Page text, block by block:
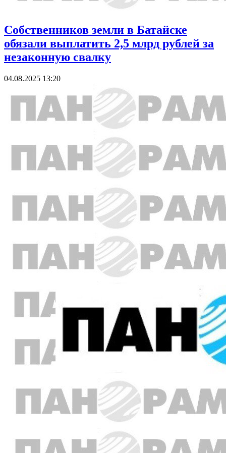
Собственников земли в Батайске
обязали выплатить 2,5 млрд рублей за
незаконную свалку
04.08.2025 13:20